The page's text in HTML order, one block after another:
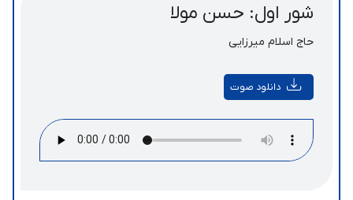
شور اول: حسن مولا
حاج اسلام میرزایی
دانلود صوت